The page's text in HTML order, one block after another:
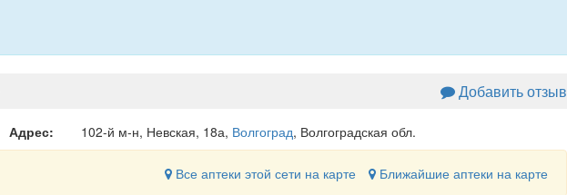
Добавить отзыв
Адрес: 102-й м-н, Невская, 18а, Волгоград, Волгоградская обл.
Все аптеки этой сети на карте Ближайшие аптеки на карте